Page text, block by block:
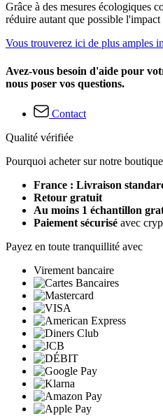
Grâce à des mesures écologiques
réduire autant que possible
Vous trouverez ici de plus amples
Avez-vous besoin d'aide pour
nous poser vos questions.
Contact
Qualité vérifiée
Pourquoi acheter sur notre
France : Livraison
Retour gratuit
Au moins 1 échantillon
Paiement sécurisé avec
Payez en toute tranquillité avec
Virement bancaire